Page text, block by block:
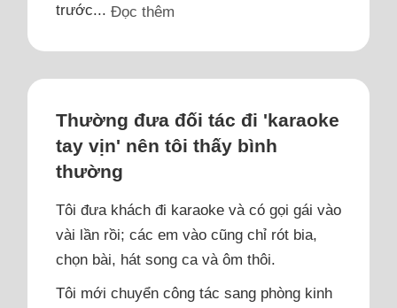
trước... Đọc thêm
Thường đưa đối tác đi 'karaoke
tay vịn' nên tôi thấy bình
thường
Tôi đưa khách đi karaoke và có gọi gái vào
vài lần rồi; các em vào cũng chỉ rót bia,
chọn bài, hát song ca và ôm thôi.
Tôi mới chuyển công tác sang phòng kinh